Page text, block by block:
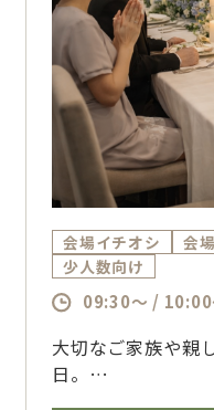
会場イチオシ 会
少人数向け
09:30～ /
大切なご家族や親
日。